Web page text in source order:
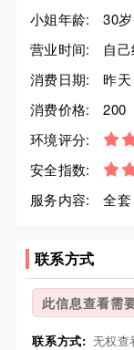
小姐年龄:
30
营业时间:
自
消费日期:
昨天
消费价格:
200
环境评分:
安全指数:
服务内容:
全套
联系方式
此信息查看需
联系方式: 无权查